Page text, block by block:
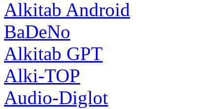
Alkitab Android
BaDeNo
Alkitab GPT
Alki-TOP
Audio-Diglot